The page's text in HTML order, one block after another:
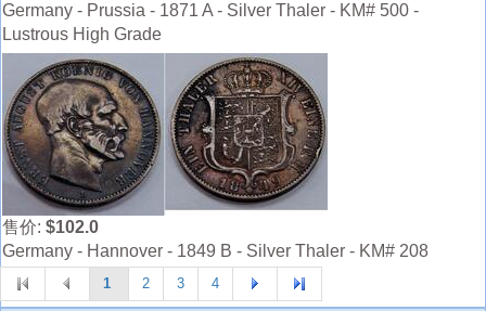
Germany - Prussia - 1871 A - Silver Thaler - KM# 500 -
Lustrous High Grade
售价: $102.0
Germany - Hannover - 1849 B - Silver Thaler - KM# 208
1 2 3 4